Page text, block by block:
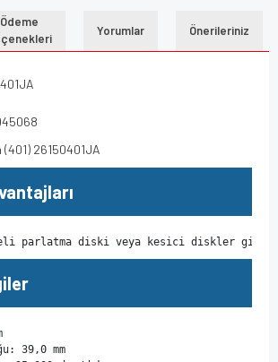
Ödeme
Yorumlar Önerileriniz
(401) 26150401JA
parlatma diski veya kesici diskler gibi
39,0 mm